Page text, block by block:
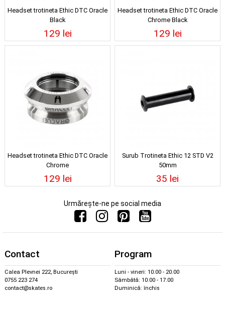
Headset trotineta Ethic DTC Oracle
Black
129 lei
Headset trotineta Ethic DTC Oracle
Chrome Black
129 lei
Headset trotineta Ethic DTC Oracle
Chrome
129 lei
Surub Trotineta Ethic 12 STD V2
50mm
35 lei
Urmărește-ne pe social media
Contact
Calea Plevnei 222, București
0755 223 274
contact@skates.ro
Program
Luni - vineri: 10.00 - 20.00
Sâmbătă: 10.00 - 17.00
Duminică: închis